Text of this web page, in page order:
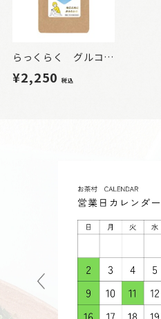
らっくらく グルコサミン
¥2,250税込